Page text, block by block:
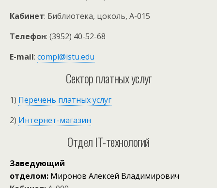
Кабинет: Библиотека, цоколь, А-015
Телефон: (3952) 40-52-68
E-mail: compl@istu.edu
Сектор платных услуг
1) Перечень платных услуг
2) Интернет-магазин
Отдел IT-технологий
Заведующий
отделом: Миронов Алексей Владимирович